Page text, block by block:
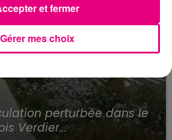
perturbée dans le
Verdier...
Gérer mes choix
et fermer